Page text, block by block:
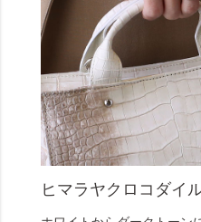
ヒマラヤクロコダイ